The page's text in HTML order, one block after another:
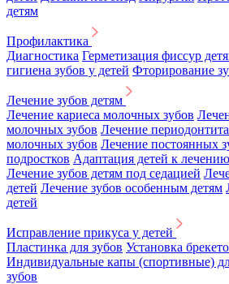
детям
Профилактика
Диагностика Герметизация фиссур
гигиена зубов у детей Фторирование
Лечение зубов детям
Лечение кариеса молочных зубов
молочных зубов Лечение
молочных зубов Лечение постоянных
подростков Адаптация детей к
Лечение зубов детям под седацией
детей Лечение зубов особенным детям
детей
Исправление прикуса у детей
Пластинка для зубов Установка
Индивидуальные капы (спортивные)
зубов